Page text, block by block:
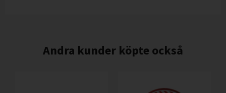
Andra kunder köpte också